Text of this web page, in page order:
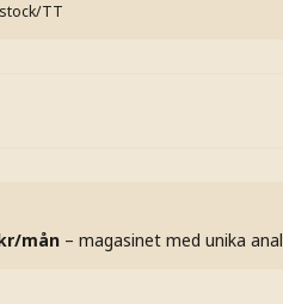
TT
mån – magasinet med unika